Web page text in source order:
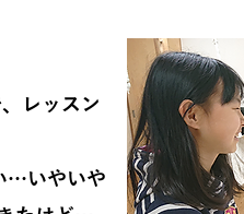
レッスン
…いやいや